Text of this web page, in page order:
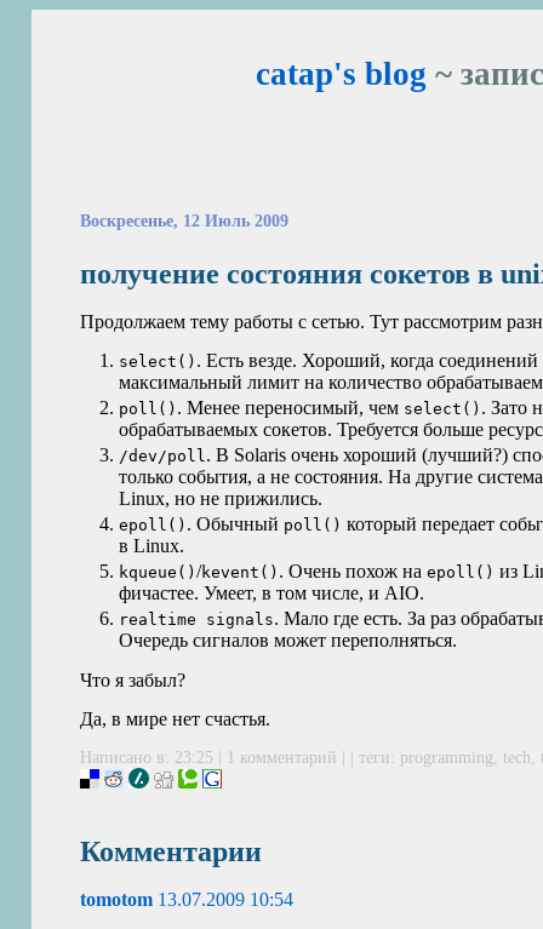
catap's blog ~
Воскресенье, 12 Июль 2009
получение состояния сокетов в
Продолжаем тему работы с сетью. Тут рассмотрим
select() . Есть везде. Хороший, когда
максимальный лимит на количество
poll() . Менее переносимый, чем select() . Зато
обрабатываемых сокетов. Требуется больше
/dev/poll. В Solaris очень хороший (лучший?)
только события, а не состояния. На другие
Linux, но не прижились.
epoll() . Обычный poll() который передает
в Linux.
kqueue()/kevent() . Очень похож наepoll() из
фичастее. Умеет, в том числе, и AIO.
realtime signals. Мало где есть. За раз
Очередь сигналов может переполняться.
Что я забыл?
Да, в мире нет счастья.
Написано в: 23:25 | 1 комментарий | | теги: programming, tech,
Комментарии
tomotom 13.07.2009 10:54